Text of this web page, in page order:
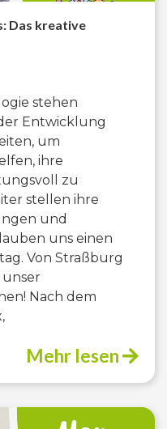
Das kreative
stehen
Entwicklung
um
ihre
zu
stellen ihre
und
uns einen
Von Straßburg
unser
Nach dem
Mehr lesen